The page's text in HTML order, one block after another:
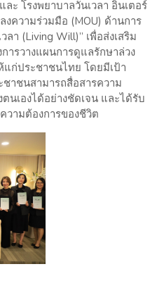
ะ โรงพยาบาลวันเวลา อินเตอร์
ความร่วมมือ (MOU) ด้านการ
า (Living Will)” เพื่อส่งเสริม
ารวางแผนการดูแลรักษาล่วง
แก่ประชาชนไทย โดยมีเป้า
าชนสามารถสื่อสารความ
นเองได้อย่างชัดเจน และได้รับ
ามต้องการของชีวิต